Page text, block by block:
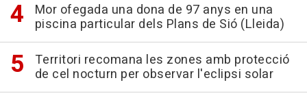
Mor ofegada una dona de 97 anys en una
piscina particular dels Plans de Sió (Lleida)
Territori recomana les zones amb protecció
de cel nocturn per observar l'eclipsi solar